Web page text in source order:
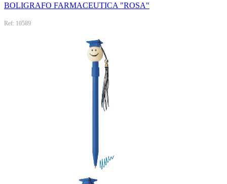
BOLIGRAFO FARMACEUTICA "ROSA"
Ref: 10589